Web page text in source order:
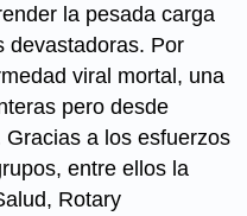
la pesada carga
devastadoras. Por
viral mortal, una
pero desde
a los esfuerzos
entre ellos la
Rotary